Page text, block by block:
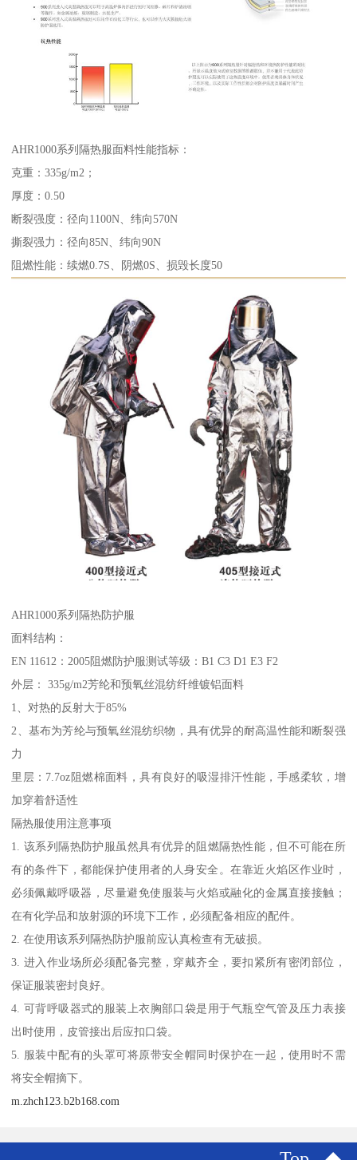
AHR1000系列隔热服面料性能指标：
克重：335g/m2；
厚度：0.50
断裂强度：径向1100N、纬向570N
撕裂强力：径向85N、纬向90N
阻燃性能：续燃0.7S、阴燃0S、损毁长度50
AHR1000系列隔热防护服
面料结构：
EN 11612：2005阻燃防护服测试等级：B1 C3 D1 E3 F2
外层： 335g/m2芳纶和预氧丝混纺纤维镀铝面料
1、对热的反射大于85%
2、基布为芳纶与预氧丝混纺织物，具有优异的耐高温性能和断裂强
力
里层：7.7oz阻燃棉面料，具有良好的吸湿排汗性能，手感柔软，增
加穿着舒适性
隔热服使用注意事项
1. 该系列隔热防护服虽然具有优异的阻燃隔热性能，但不可能在所
有的条件下，都能保护使用者的人身安全。在靠近火焰区作业时，
必须佩戴呼吸器，尽量避免使服装与火焰或融化的金属直接接触；
在有化学品和放射源的环境下工作，必须配备相应的配件。
2. 在使用该系列隔热防护服前应认真检查有无破损。
3. 进入作业场所必须配备完整，穿戴齐全，要扣紧所有密闭部位，
保证服装密封良好。
4. 可背呼吸器式的服装上衣胸部口袋是用于气瓶空气管及压力表接
出时使用，皮管接出后应扣口袋。
5. 服装中配有的头罩可将原带安全帽同时保护在一起，使用时不需
将安全帽摘下。
m.zhch123.b2b168.com